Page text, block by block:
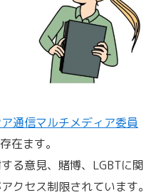
通信マルチメディア委員
在ます。
る意見、賭博、LGBTに関
クセス制限されています。